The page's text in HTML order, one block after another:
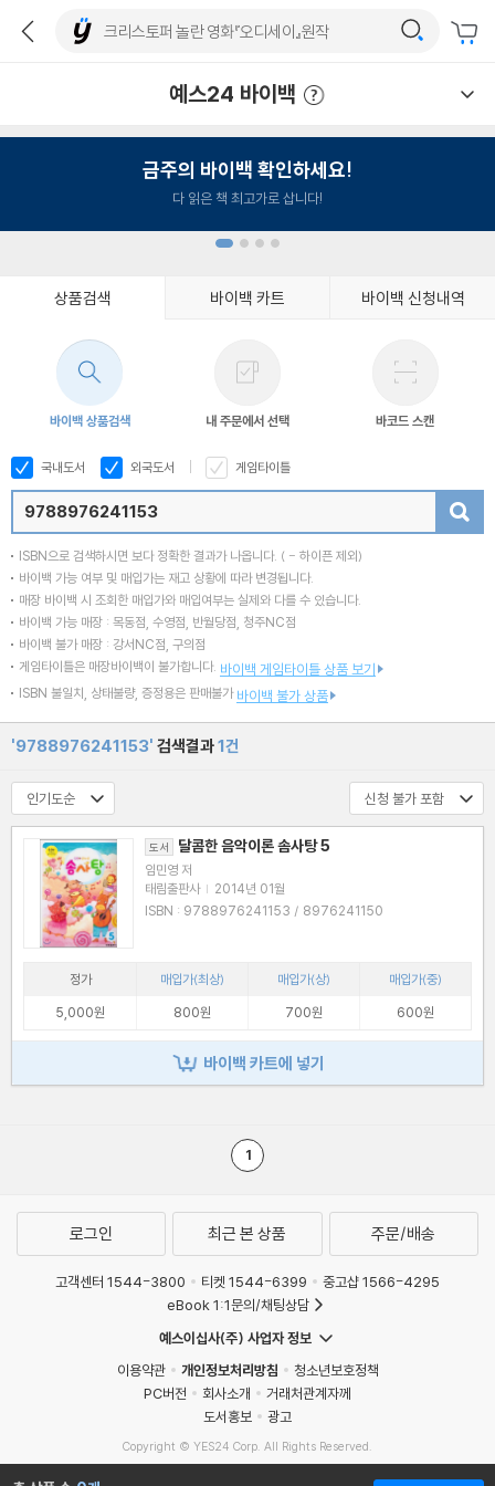
예스24 바이백
금주의 바이백 확인하세요!
다 읽은 책 최고가로 삽니다!
상품검색 바이백 카트 바이백 신청내역
바이백 상품검색 내 주문에서 선택 바코드 스캔
국내도서 외국도서 게임타이틀
ISBN으로 검색하시면 보다 정확한 결과가 나옵니다. ( - 하이픈 제외)
바이백 가능 여부 및 매입가는 재고 상황에 따라 변경됩니다.
매장 바이백 시 조회한 매입가와 매입여부는 실제와 다를 수 있습니다.
바이백 가능 매장 : 목동점, 수영점, 반월당점, 청주NC점
바이백 불가 매장 : 강서NC점, 구의점
게임타이틀은 매장바이백이 불가합니다. 바이백 게임타이틀 상품 보기
ISBN 불일치, 상태불량, 증정용은 판매불가 바이백 불가 상품
'9788976241153' 검색결과1건
도서 달콤한 음악이론 솜사탕 5
임민영 저
태림출판사 | 2014년 01월
ISBN : 9788976241153 / 8976241150
정가 매입가(최상) 매입가(상)
매입가(중)
5,000원
800원 700원 600원
바이백 카트에 넣기
1
로그인 최근 본 상품 주문/배송
고객센터 1544-3800 티켓 1544-6399
중고샵 1566-4295
eBook 1:1문의/채팅상담
예스이십사(주) 사업자 정보
이용약관
개인정보처리방침
청소년보호정책
PC버전
회사소개
거래처관계자께
도서홍보
광고
Copyright © YES24 Corp. All Rights Reserved.
MATOM2